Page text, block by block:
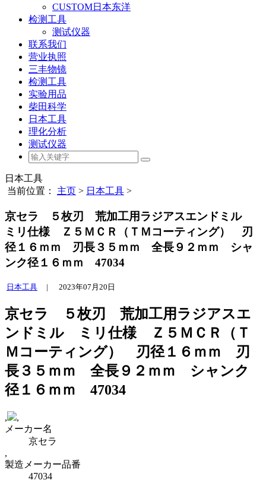
CUSTOM日本东洋
检测工具
测试仪器
联系我们
营业执照
三丰物镜
检测工具
实验用品
柴田科学
日本工具
理化分析
测试仪器
日本工具
当前位置： 主页 > 日本工具 >
京セラ ５枚刃 荒加工用ラジアスエンドミル
ミリ仕様 Ｚ５ＭＣＲ（ＴＭコーティング） 刃
径１６ｍｍ 刃長３５ｍｍ 全長９２ｍｍ シャ
ンク径１６ｍｍ 47034
日本工具 | 2023年07月20日
京セラ ５枚刃 荒加工用ラジアスエ
ンドミル ミリ仕様 Ｚ５ＭＣＲ（Ｔ
Ｍコーティング） 刃径１６ｍｍ 刃
長３５ｍｍ 全長９２ｍｍ シャンク
径１６ｍｍ 47034
,
,
メーカー名
京セラ
,
製造メーカー品番
47034